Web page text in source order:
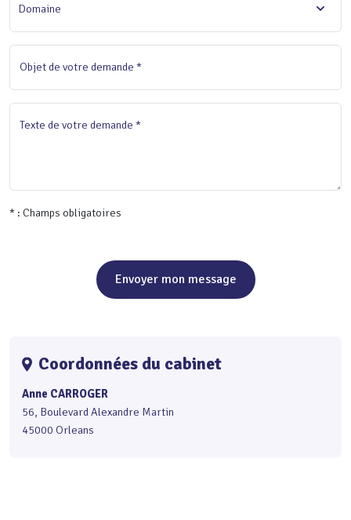
Domaine
Objet de votre demande *
Texte de votre demande *
* : Champs obligatoires
Envoyer mon message
Coordonnées du cabinet
Anne CARROGER
56, Boulevard Alexandre Martin
45000 Orleans